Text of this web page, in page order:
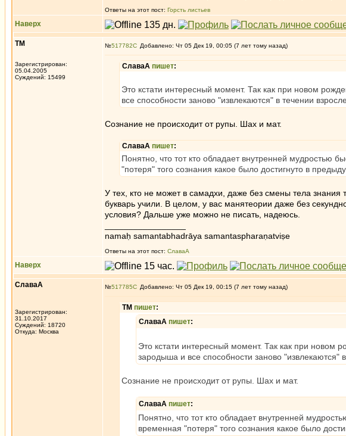
Ответы на этот пост: Горсть листьев
Наверх
ТМ
Зарегистрирован:
05.04.2005
Суждений: 15499
№517782 Добавлено: Чт 05 Дек 19, 00:05 (7 лет тому назад)
СлаваА пишет:
Это кстати интересный момент. Так как при новом
все способности заново "извлекаются" в течении
Сознание не происходит от рупы. Шах и мат.
СлаваА пишет:
Понятно, что тот кто обладает внутренней мудростью
"потеря" того сознания какое было достигнуто в
У тех, кто не может в самадхи, даже без смены тела знания
букварь учили. В целом, у вас манятеории даже без
условия? Дальше уже можно не писать, надеюсь.
namaḥ samantabhadrāya samantaspharaṇatviṣe
Ответы на этот пост: СлаваА
Наверх
СлаваА
Зарегистрирован:
31.10.2017
Суждений: 18720
Откуда: Москва
№517785 Добавлено: Чт 05 Дек 19, 00:15 (7 лет тому назад)
ТМ пишет:
СлаваА пишет:
Это кстати интересный момент. Так как при новом
зародыша и все способности заново "извлекаются"
Сознание не происходит от рупы. Шах и мат.
СлаваА пишет:
Понятно, что тот кто обладает внутренней
временная "потеря" того сознания какое было